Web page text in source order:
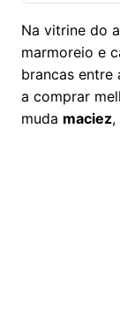
Na vitrine do
marmoreio e
brancas entre
a comprar
muda maciez,